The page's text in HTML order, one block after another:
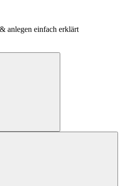
anlegen einfach erklärt